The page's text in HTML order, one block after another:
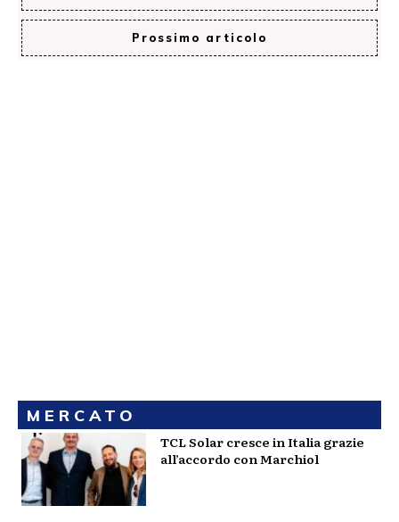
Prossimo articolo
MERCATO
TCL Solar cresce in Italia grazie
all’accordo con Marchiol